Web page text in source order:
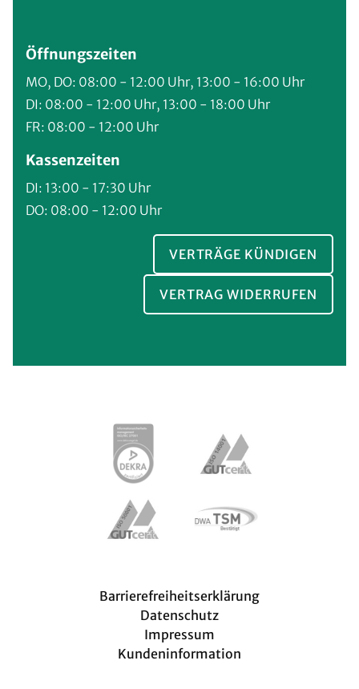
Öffnungszeiten
MO, DO: 08:00 - 12:00 Uhr, 13:00 - 16:00 Uhr
DI: 08:00 - 12:00 Uhr, 13:00 - 18:00 Uhr
FR: 08:00 - 12:00 Uhr
Kassenzeiten
DI: 13:00 - 17:30 Uhr
DO: 08:00 - 12:00 Uhr
VERTRÄGE KÜNDIGEN
VERTRAG WIDERRUFEN
Meta navigation
Barrierefreiheitserklärung
Datenschutz
Impressum
Kundeninformation